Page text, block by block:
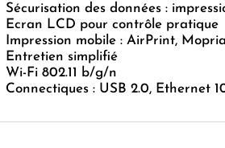
Sécurisation des données :
Ecran LCD pour contrôle pratique
Impression mobile : AirPrint,
Entretien simplifié
Wi-Fi 802.11 b/g/n
Connectiques : USB 2.0, Ethernet